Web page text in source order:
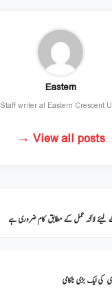
Eastern
Staff writer at Eastern Crescent
View all posts →
لیئے لائحہ عمل کے مطابق کام ضروری ہے
کی ایک بڑی ناکامی